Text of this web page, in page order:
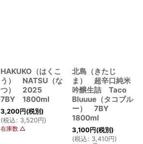
HAKUKO（はくこ
う） NATSU（な
つ） 2025
7BY 1800ml
3,200円(税別)
(税込: 3,520円)
在庫数 △
北島（きたじ
ま） 超辛口純米
吟醸生詰 Taco
Bluuue（タコブル
ー） 7BY
1800ml
3,100円(税別)
(税込: 3,410円)